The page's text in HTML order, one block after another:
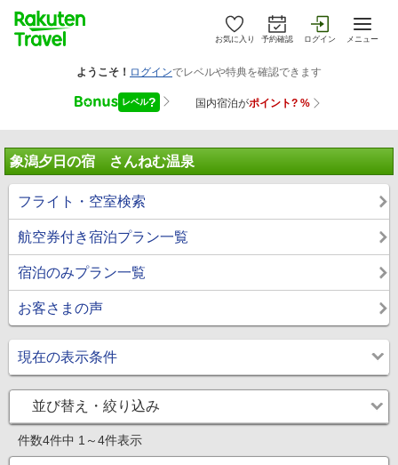
お気に入り 予約確認 ログイン メニュー
象潟夕日の宿 さんねむ温泉
フライト・空室検索
航空券付き宿泊プラン一覧
宿泊のみプラン一覧
お客さまの声
現在の表示条件
並び替え・絞り込み
件数4件中 1～4件表示